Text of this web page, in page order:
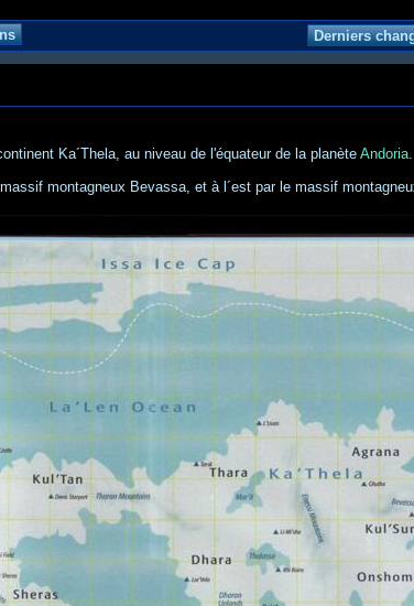
Ka´Thela, au niveau de l'équateur de la planèteAndoria.
montagneux Bevassa, et à l´est par le massif